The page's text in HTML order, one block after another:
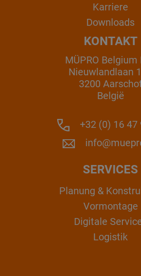
Karriere
Downloads
KONTAKT
MÜPRO Belgium
Nieuwlandlaan
3200
België
+32 (0) 16 47
SERVICES
Planung &
Vormontage
Digitale
Logistik